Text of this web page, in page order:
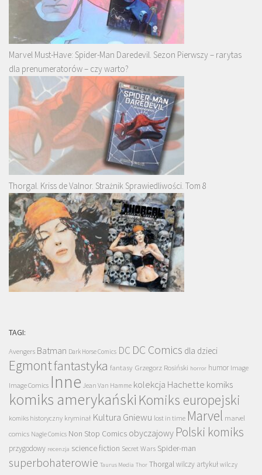
Marvel Must-Have: Spider-Man Daredevil. Sezon Pierwszy – rarytas
dla prenumeratorów – czy warto?
Thorgal. Kriss de Valnor. Strażnik Sprawiedliwości. Tom 8
TAGI:
Avengers Batman Dark Horse Comics DC DC Comics dla dzieci
Egmontfantastyka fantasy Grzegorz Rosiński horror humor Image
Image Comics Inne Jean Van Hamme kolekcja Hachette komiks
komiks amerykański Komiks europejski
komiks historyczny kryminał Kultura Gniewu lost in time Marvel marvel
comics Nagle Comics Non Stop Comics obyczajowy Polski komiks
przygodowy recenzja science fiction Secret Wars Spider-man
superbohaterowie Taurus Media Thor Thorgalwilczy artykuł wilczy